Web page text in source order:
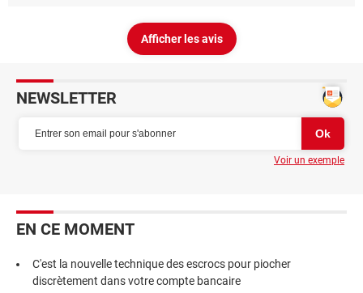
Afficher les avis
NEWSLETTER
Voir un exemple
EN CE MOMENT
C'est la nouvelle technique des escrocs pour piocher
discrètement dans votre compte bancaire